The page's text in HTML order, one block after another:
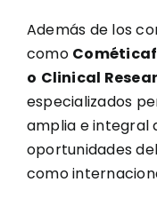
Además de los
como
o Clinical
especializados
amplia e integral
oportunidades
como